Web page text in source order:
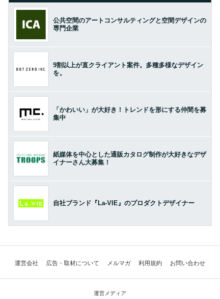
公共空間のアートコンサルティングと空間デザインの
専門企業
9割以上が直クライアント案件。多種多様なデザイン
を。
「かわいい」が大好き！トレンドを形にする仲間を募
集中
紙媒体を中心とした通販カタログ制作が大好きなデザ
イナーさん大募集！
自社ブランド『La-VIE』のプロダクトデザイナー
運営会社 広告・取材について メルマガ 利用規約 お問い合わせ
運営メディア